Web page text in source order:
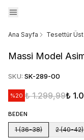
Ana Sayfa Tesettür
Massi Model
SKU: SK-289-00
%20 ₺ 1.299,99₺
BEDEN
1 (36-38) 2 (40-42)